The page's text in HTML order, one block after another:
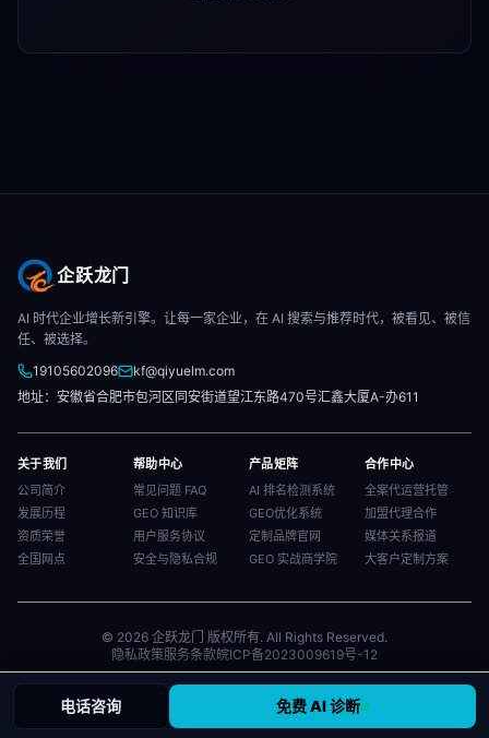
企跃龙门
AI 时代企业增长新引擎。让每一家企业，在 AI 搜索与推荐时代，被看见、被信
任、被选择。
19105602096
kf@qiyuelm.com
地址：安徽省合肥市包河区同安街道望江东路470号汇鑫大厦A-办611
关于我们
公司简介
发展历程
资质荣誉
全国网点
帮助中心
常见问题 FAQ
GEO 知识库
用户服务协议
安全与隐私合规
产品矩阵
AI 排名检测系统
GEO优化系统
定制品牌官网
GEO 实战商学院
合作中心
全案代运营托管
加盟代理合作
媒体关系报道
大客户定制方案
© 2026 企跃龙门 版权所有. All Rights Reserved.
隐私政策服务条款皖ICP备2023009619号-12
电话咨询 免费 AI 诊断